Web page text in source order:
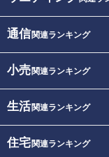
通信関連ランキング
小売関連ランキング
生活関連ランキング
住宅関連ランキング